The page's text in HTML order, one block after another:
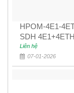
HPOM-4E1-
SDH
Liên hệ
07-01-2026